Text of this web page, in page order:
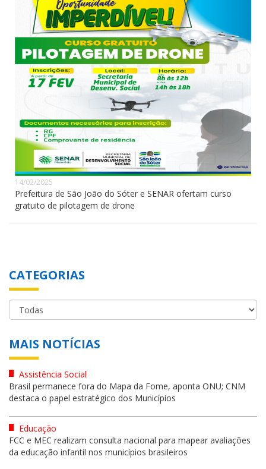
14/02/2025
Prefeitura de São João do Sóter e SENAR ofertam curso
gratuito de pilotagem de drone
CATEGORIAS
MAIS NOTÍCIAS
Assistência Social
Brasil permanece fora do Mapa da Fome, aponta ONU; CNM
destaca o papel estratégico dos Municípios
Educação
FCC e MEC realizam consulta nacional para mapear avaliações
da educação infantil nos municípios brasileiros